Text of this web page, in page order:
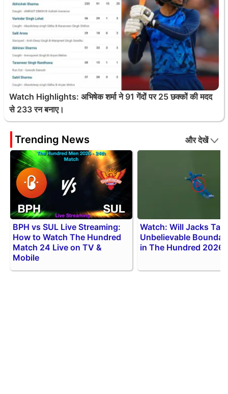
Watch Highlights: अभिषेक शर्मा ने 91 गेंदों पर 25 छक्कों की मदद
से 233 रन बनाए।
Trending News और देखें
BPH vs SUL Live Streaming:
How to Watch The Hundred
Match 24 Live on TV &
Mobile
Watch: Will Jacks
Unbelievable
in The Hundred 2026